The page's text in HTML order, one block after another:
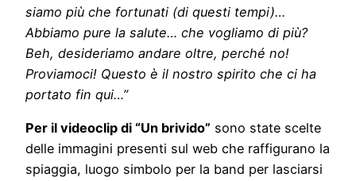
siamo più che fortunati (di questi tempi)…
Abbiamo pure la salute… che vogliamo di più?
Beh, desideriamo andare oltre, perché no!
Proviamoci! Questo è il nostro spirito che ci ha
portato fin qui…”
Per il videoclip di “Un brivido” sono state scelte
delle immagini presenti sul web che raffigurano la
spiaggia, luogo simbolo per la band per lasciarsi